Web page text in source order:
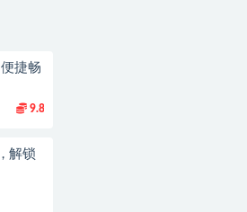
捷畅
9.8
解锁